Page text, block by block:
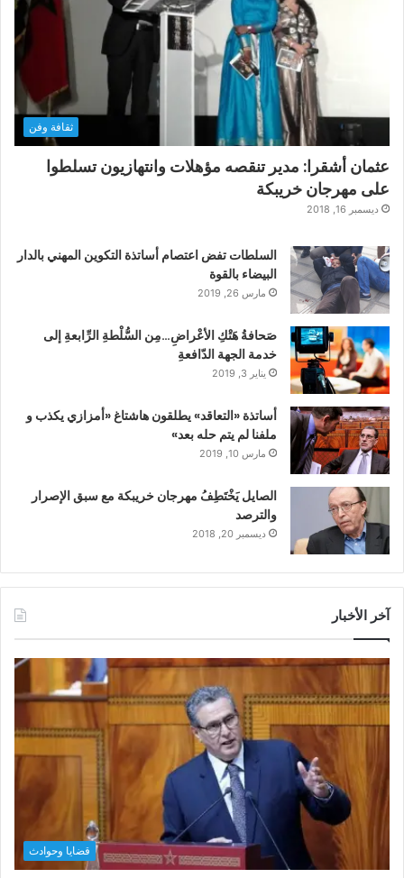
ثقافة وفن
عثمان أشقرا: مدير تنقصه مؤهلات وانتهازيون تسلطوا
على مهرجان خريبكة
ديسمبر 16, 2018
السلطات تفض اعتصام أساتذة التكوين المهني بالدار
البيضاء بالقوة
مارس 26, 2019
صَحافةُ هَتْكِ الأعْراضِ…مِن السُّلْطةِ الرِّابعةِ إلى
خدمة الجهة الدّافعةِ
يناير 3, 2019
أساتذة «التعاقد» يطلقون هاشتاغ «أمزازي يكذب و
ملفنا لم يتم حله بعد»
مارس 10, 2019
الصايل يَخْتَطِفُ مهرجان خريبكة مع سبق الإصرار
والترصد
ديسمبر 20, 2018
آخر الأخبار
قضايا وحوادث